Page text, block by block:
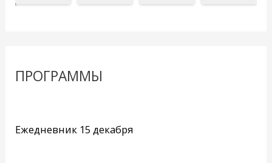
ПРОГРАММЫ
Ежедневник 15 декабря